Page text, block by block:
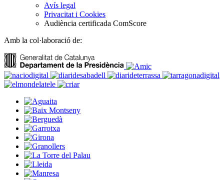
Avís legal
Privacitat i Cookies
Audiència certificada ComScore
Amb la col·laboració de: